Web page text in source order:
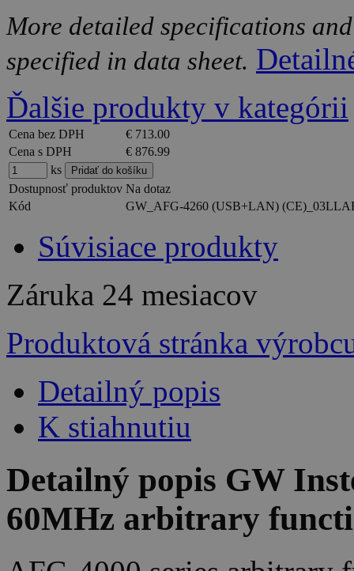
More detailed specifications
specified in data sheet.
Ďalšie produkty v kategórii
Cena bez DPH
€ 713.00
Cena s DPH
€ 876.99
ks
Dostupnosť produktov Na dotaz
Kód
GW_AFG-4260 (USB+LAN)
Súvisiace produkty
Záruka 24 mesiacov
Produktová stránka
Detailný popis
K stiahnutiu
Detailný popis GW
60MHz arbitrary